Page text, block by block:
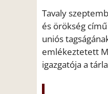
Tavaly
és örökség
uniós
emlékeztetett
igazgatója a